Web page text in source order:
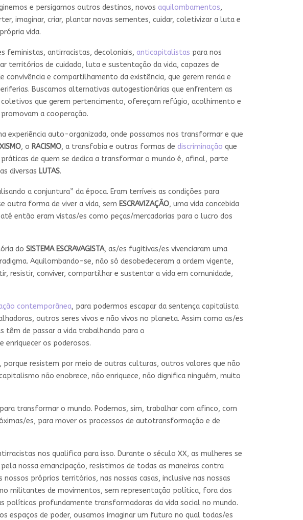
e persigamos outros destinos, novos aquilombamentos,
imaginar, criar, plantar novas sementes, cuidar, coletivizar a luta e
vida.
feministas, antirracistas, decoloniais, anticapitalistas para nos
territórios de cuidado, luta e sustentação da vida, capazes de
e compartilhamento da existência, que gerem renda e
Buscamos alternativas autogestionárias que enfrentem as
coletivos que gerem pertencimento, ofereçam refúgio, acolhimento e
a cooperação.
experiência auto-organizada, onde possamos nos transformar e que
, o RACISMO, a transfobia e outras formas de discriminação que
de quem se dedica a transformar o mundo é, afinal, parte
diversas LUTAS.
a conjuntura” da época. Eram terríveis as condições para
outra forma de viver a vida, sem ESCRAVIZAÇÃO, uma vida concebida
então eram vistas/es como peças/mercadorias para o lucro dos
do SISTEMA ESCRAVAGISTA, as/es fugitivas/es vivenciaram uma
Aquilombando-se, não só desobedeceram a ordem vigente,
resistir, conviver, compartilhar e sustentar a vida em comunidade,
contemporânea, para podermos escapar da sentença capitalista
outros seres vivos e não vivos no planeta. Assim como as/es
têm de passar a vida trabalhando para o
enriquecer os poderosos.
porque resistem por meio de outras culturas, outros valores que não
não enobrece, não enriquece, não dignifica ninguém, muito
transformar o mundo. Podemos, sim, trabalhar com afinco, com
es, para mover os processos de autotransformação e de
nos qualifica para isso. Durante o século XX, as mulheres se
nossa emancipação, resistimos de todas as maneiras contra
próprios territórios, nas nossas casas, inclusive nas nossas
militantes de movimentos, sem representação política, fora dos
políticas profundamente transformadoras da vida social no mundo.
espaços de poder, ousamos imaginar um futuro no qual todas/es